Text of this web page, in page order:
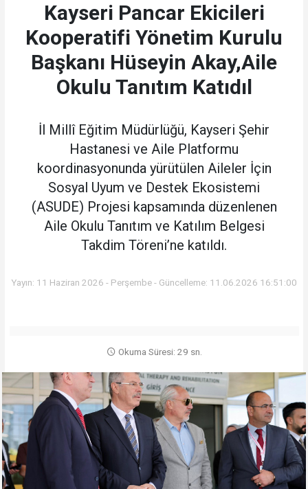
Kayseri Pancar Ekicileri
Kooperatifi Yönetim Kurulu
Başkanı Hüseyin Akay,Aile
Okulu Tanıtım Katıdıl
İl Millî Eğitim Müdürlüğü, Kayseri Şehir
Hastanesi ve Aile Platformu
koordinasyonunda yürütülen Aileler İçin
Sosyal Uyum ve Destek Ekosistemi
(ASUDE) Projesi kapsamında düzenlenen
Aile Okulu Tanıtım ve Katılım Belgesi
Takdim Töreni’ne katıldı.
Yayın: 11 Haziran 2026 - Perşembe - Güncelleme: 11.06.2026 16:51:00
Okuma Süresi: 29 sn.